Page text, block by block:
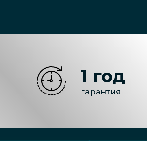
1 год
гарантия